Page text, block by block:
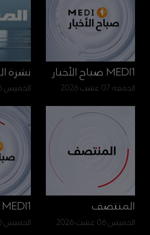
MEDI1 صباح الأخبار
الجمعة 07 غشت 2026
نشرة
الخميس 06 غشت 2026
المنتصف
الخميس 06 غشت 2026
MEDI1 صباح الأخبار
الخميس 06 غشت 2026